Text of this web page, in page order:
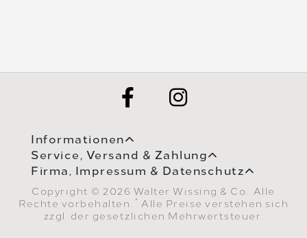
Informationen
Service, Versand & Zahlung
Firma, Impressum & Datenschutz
Copyright © 2026 Walter Wissing & Co.. Alle
Rechte vorbehalten.
* Alle Preise verstehen sich
zzgl. der gesetzlichen Mehrwertsteuer.